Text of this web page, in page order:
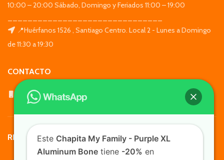
10:00 – 20:00 Sábado, Domingo y Feriados 11:00 – 19:00
📍Huérfanos 1526 , Santiago Centro. Local 2 - Lunes a Domingo
de 11:30 a 19:30
CONTACTO
WhatsApp: +569 7564 4676
REDES SOCIALES
Este Chapita My Family - Purple XL
Aluminum Bone tiene -20% en